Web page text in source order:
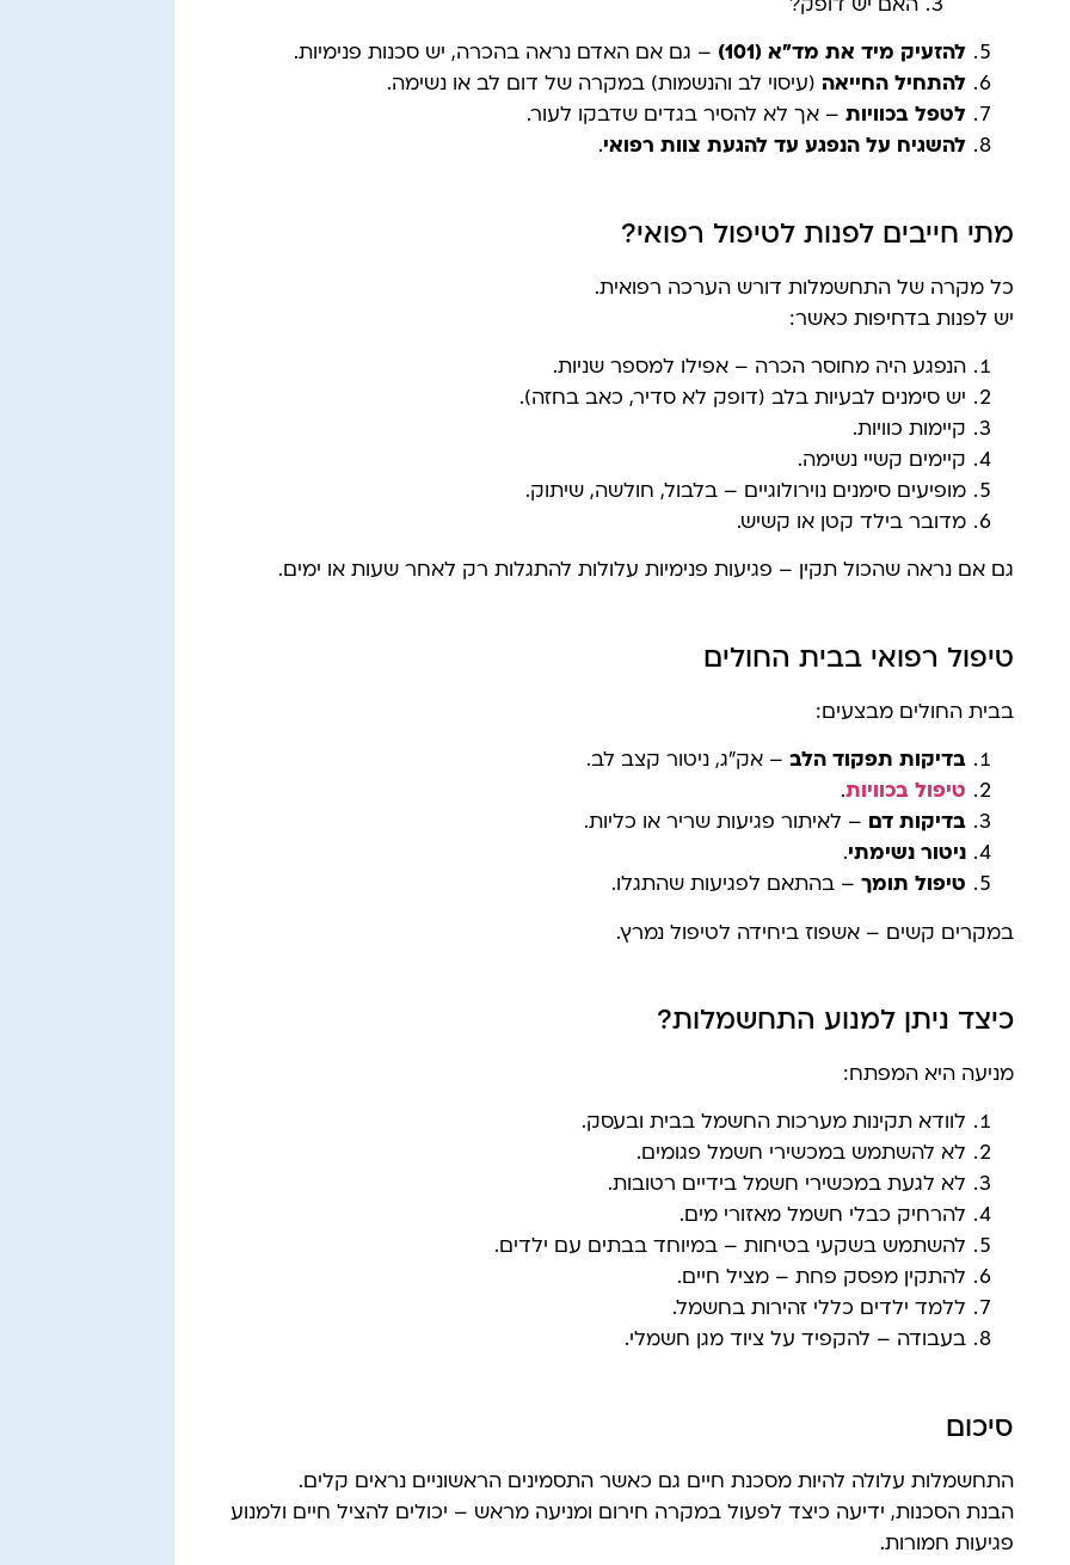
האם יש דופק?
להזעיק מיד את מד"א (101)
– גם אם האדם נראה בהכרה, יש סכנות פנימיות.
להתחיל החייאה (עיסוי לב והנשמות) במקרה של דום לב או נשימה.
לטפל בכוויות – אך לא להסיר בגדים שדבקו לעור.
להשגיח על הנפגע עד להגעת צוות רפואי.
מתי חייבים לפנות לטיפול רפואי?
כל מקרה של התחשמלות דורש הערכה רפואית.
יש לפנות בדחיפות כאשר:
הנפגע היה מחוסר הכרה – אפילו למספר שניות.
יש סימנים לבעיות בלב (דופק לא סדיר, כאב בחזה).
קיימות כוויות.
קיימים קשיי נשימה.
מופיעים סימנים נוירולוגיים – בלבול, חולשה, שיתוק.
מדובר בילד קטן או קשיש.
גם אם נראה שהכול תקין – פגיעות פנימיות עלולות להתגלות רק לאחר שעות או ימים.
טיפול רפואי בבית החולים
בבית החולים מבצעים:
בדיקות תפקוד הלב – אק"ג, ניטור קצב לב.
טיפול בכוויות.
בדיקות דם – לאיתור פגיעות שריר או כליות.
ניטור נשימתי.
טיפול תומך – בהתאם לפגיעות שהתגלו.
במקרים קשים – אשפוז ביחידה לטיפול נמרץ.
כיצד ניתן למנוע התחשמלות?
מניעה היא המפתח:
לוודא תקינות מערכות החשמל בבית ובעסק.
לא להשתמש במכשירי חשמל פגומים.
לא לגעת במכשירי חשמל בידיים רטובות.
להרחיק כבלי חשמל מאזורי מים.
להשתמש בשקעי בטיחות – במיוחד בבתים עם ילדים.
להתקין מפסק פחת – מציל חיים.
ללמד ילדים כללי זהירות בחשמל.
בעבודה – להקפיד על ציוד מגן חשמלי.
סיכום
התחשמלות עלולה להיות מסכנת חיים גם כאשר התסמינים הראשוניים נראים קלים.
הבנת הסכנות, ידיעה כיצד לפעול במקרה חירום ומניעה מראש – יכולים להציל חיים ולמנוע
פגיעות חמורות.